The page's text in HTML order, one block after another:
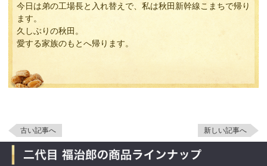
今日は弟の工場長と入れ替えで、私は秋田新幹線こまちで帰り
ます。
久しぶりの秋田。
愛する家族のもとへ帰ります。
古い記事へ 新しい記事へ